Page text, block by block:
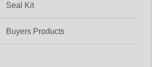
Seal Kit
Buyers Products